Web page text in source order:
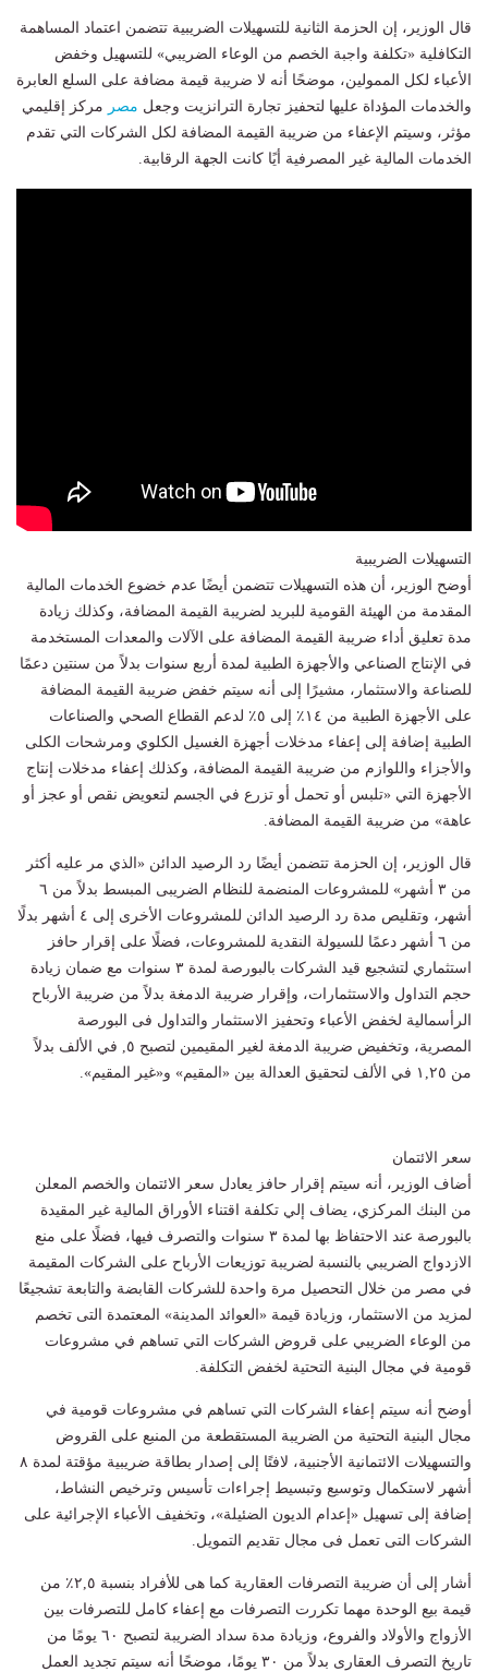
قال الوزير، إن الحزمة الثانية للتسهيلات الضريبية تتضمن اعتماد المساهمة
التكافلية «تكلفة واجبة الخصم من الوعاء الضريبي» للتسهيل وخفض
الأعباء لكل الممولين، موضحًا أنه لا ضريبة قيمة مضافة على السلع العابرة
والخدمات المؤداة عليها لتحفيز تجارة الترانزيت وجعل مصر مركز إقليمي
مؤثر، وسيتم الإعفاء من ضريبة القيمة المضافة لكل الشركات التي تقدم
الخدمات المالية غير المصرفية أيًا كانت الجهة الرقابية.
التسهيلات الضريبية
أوضح الوزير، أن هذه التسهيلات تتضمن أيضًا عدم خضوع الخدمات المالية
المقدمة من الهيئة القومية للبريد لضريبة القيمة المضافة، وكذلك زيادة
مدة تعليق أداء ضريبة القيمة المضافة على الآلات والمعدات المستخدمة
في الإنتاج الصناعي والأجهزة الطبية لمدة أربع سنوات بدلاً من سنتين دعمًا
للصناعة والاستثمار، مشيرًا إلى أنه سيتم خفض ضريبة القيمة المضافة
على الأجهزة الطبية من ١٤٪؜ إلى ٥٪؜ لدعم القطاع الصحي والصناعات
الطبية إضافة إلى إعفاء مدخلات أجهزة الغسيل الكلوي ومرشحات الكلى
والأجزاء واللوازم من ضريبة القيمة المضافة، وكذلك إعفاء مدخلات إنتاج
الأجهزة التي «تلبس أو تحمل أو تزرع في الجسم لتعويض نقص أو عجز أو
عاهة» من ضريبة القيمة المضافة.
قال الوزير، إن الحزمة تتضمن أيضًا رد الرصيد الدائن «الذي مر عليه أكثر
من ٣ أشهر» للمشروعات المنضمة للنظام الضريبى المبسط بدلاً من ٦
أشهر، وتقليص مدة رد الرصيد الدائن للمشروعات الأخرى إلى ٤ أشهر بدلًا
من ٦ أشهر دعمًا للسيولة النقدية للمشروعات، فضلًا على إقرار حافز
استثماري لتشجيع قيد الشركات بالبورصة لمدة ٣ سنوات مع ضمان زيادة
حجم التداول والاستثمارات، وإقرار ضريبة الدمغة بدلاً من ضريبة الأرباح
الرأسمالية لخفض الأعباء وتحفيز الاستثمار والتداول فى البورصة
المصرية، وتخفيض ضريبة الدمغة لغير المقيمين لتصبح ٥, في الألف بدلاً
من ١,٢٥ في الألف لتحقيق العدالة بين «المقيم» و«غير المقيم».
سعر الائتمان
أضاف الوزير، أنه سيتم إقرار حافز يعادل سعر الائتمان والخصم المعلن
من البنك المركزي، يضاف إلي تكلفة اقتناء الأوراق المالية غير المقيدة
بالبورصة عند الاحتفاظ بها لمدة ٣ سنوات والتصرف فيها، فضلًا على منع
الازدواج الضريبي بالنسبة لضريبة توزيعات الأرباح على الشركات المقيمة
في مصر من خلال التحصيل مرة واحدة للشركات القابضة والتابعة تشجيعًا
لمزيد من الاستثمار، وزيادة قيمة «العوائد المدينة» المعتمدة التى تخصم
من الوعاء الضريبي على قروض الشركات التي تساهم في مشروعات
قومية في مجال البنية التحتية لخفض التكلفة.
أوضح أنه سيتم إعفاء الشركات التي تساهم في مشروعات قومية في
مجال البنية التحتية من الضريبة المستقطعة من المنبع على القروض
والتسهيلات الائتمانية الأجنبية، لافتًا إلى إصدار بطاقة ضريبية مؤقتة لمدة ٨
أشهر لاستكمال وتوسيع وتبسيط إجراءات تأسيس وترخيص النشاط،
إضافة إلى تسهيل «إعدام الديون الضئيلة»، وتخفيف الأعباء الإجرائية على
الشركات التى تعمل فى مجال تقديم التمويل.
أشار إلى أن ضريبة التصرفات العقارية كما هى للأفراد بنسبة ٢,٥٪ من
قيمة بيع الوحدة مهما تكررت التصرفات مع إعفاء كامل للتصرفات بين
الأزواج والأولاد والفروع، وزيادة مدة سداد الضريبة لتصبح ٦٠ يومًا من
تاريخ التصرف العقارى بدلاً من ٣٠ يومًا، موضحًا أنه سيتم تجديد العمل